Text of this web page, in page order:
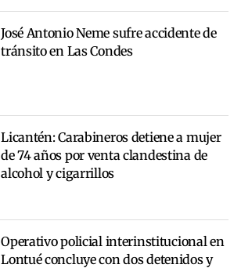
José Antonio Neme sufre accidente de
tránsito en Las Condes
Licantén: Carabineros detiene a mujer
de 74 años por venta clandestina de
alcohol y cigarrillos
Operativo policial interinstitucional en
Lontué concluye con dos detenidos y